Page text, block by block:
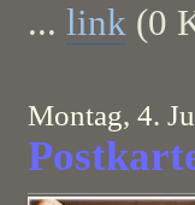
... link (0
Montag, 4.